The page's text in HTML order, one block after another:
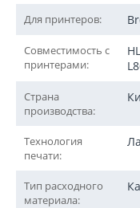
Для принтеров:
Совместимость с
принтерами:
Страна
производства:
Технология
печати:
Тип расходного
материала: